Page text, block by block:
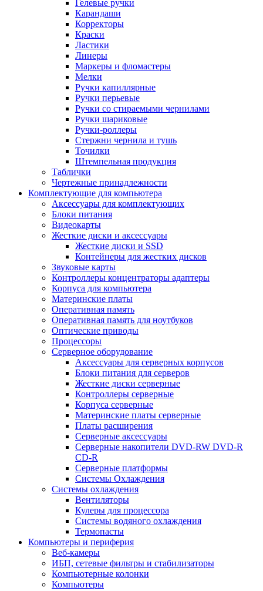
Гелевые ручки
Карандаши
Корректоры
Краски
Ластики
Линеры
Маркеры и фломастеры
Мелки
Ручки капиллярные
Ручки перьевые
Ручки со стираемыми чернилами
Ручки шариковые
Ручки-роллеры
Стержни чернила и тушь
Точилки
Штемпельная продукция
Таблички
Чертежные принадлежности
Комплектующие для компьютера
Аксессуары для комплектующих
Блоки питания
Видеокарты
Жесткие диски и аксессуары
Жесткие диски и SSD
Контейнеры для жестких дисков
Звуковые карты
Контроллеры концентраторы адаптеры
Корпуса для компьютера
Материнские платы
Оперативная память
Оперативная память для ноутбуков
Оптические приводы
Процессоры
Серверное оборудование
Аксессуары для серверных корпусов
Блоки питания для серверов
Жесткие диски серверные
Контроллеры серверные
Корпуса серверные
Материнские платы серверные
Платы расширения
Серверные аксессуары
Серверные накопители DVD-RW DVD-R
CD-R
Серверные платформы
Системы Охлаждения
Системы охлаждения
Вентиляторы
Кулеры для процессора
Системы водяного охлаждения
Термопасты
Компьютеры и периферия
Веб-камеры
ИБП, сетевые фильтры и стабилизаторы
Компьютерные колонки
Компьютеры